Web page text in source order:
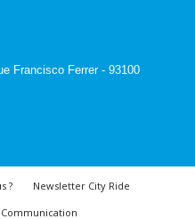
Francisco Ferrer - 93100
?
Newsletter City Ride